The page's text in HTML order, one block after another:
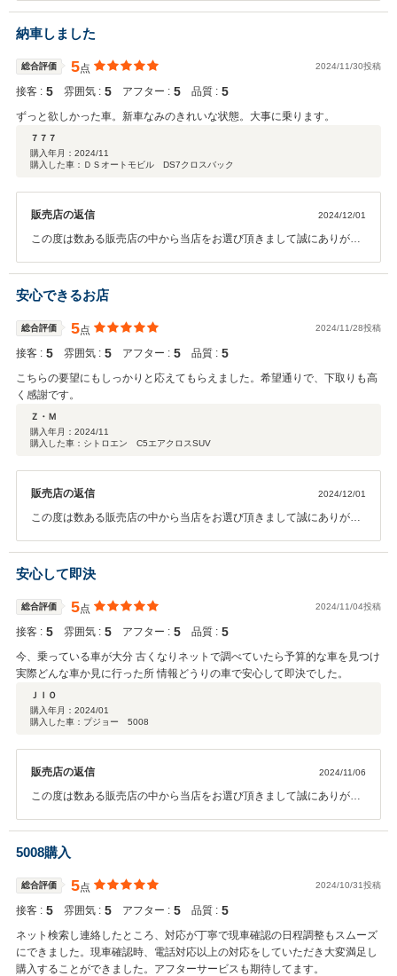
問い合わせください。 今後とも、宜しくお願い申します。
納車しました
総合評価 5点 2024/11/30投稿
接客 : 5 雰囲気 : 5 アフター : 5 品質 : 5
ずっと欲しかった車。新車なみのきれいな状態。大事に乗ります。
７７７
購入年月： 2024/11
購入した車：ＤＳオートモビル DS7クロスバック
販売店の返信 2024/12/01
この度は数ある販売店の中から当店をお選び頂きまして誠にありがと
問い合わせください。 今後とも、宜しくお願い申します。
安心できるお店
総合評価 5点 2024/11/28投稿
接客 : 5 雰囲気 : 5 アフター : 5 品質 : 5
こちらの要望にもしっかりと応えてもらえました。希望通りで、下取りも高
く感謝です。
Ｚ・Ｍ
購入年月： 2024/11
購入した車：シトロエン C5エアクロスSUV
販売店の返信 2024/12/01
この度は数ある販売店の中から当店をお選び頂きまして誠にありがと
問い合わせください。 今後とも、宜しくお願い申します。
安心して即決
総合評価 5点 2024/11/04投稿
接客 : 5 雰囲気 : 5 アフター : 5 品質 : 5
今、乗っている車が大分 古くなりネットで調べていたら予算的な車を見つけ
実際どんな車か見に行った所 情報どうりの車で安心して即決でした。
ＪＩＯ
購入年月： 2024/01
購入した車：プジョー 5008
販売店の返信 2024/11/06
この度は数ある販売店の中から当店をお選び頂きまして誠にありがと
問い合わせください。 今後とも、宜しくお願い申します。
5008購入
総合評価 5点 2024/10/31投稿
接客 : 5 雰囲気 : 5 アフター : 5 品質 : 5
ネット検索し連絡したところ、対応が丁寧で現車確認の日程調整もスムーズ
にできました。現車確認時、電話対応以上の対応をしていただき大変満足し
購入することができました。アフターサービスも期待してます。